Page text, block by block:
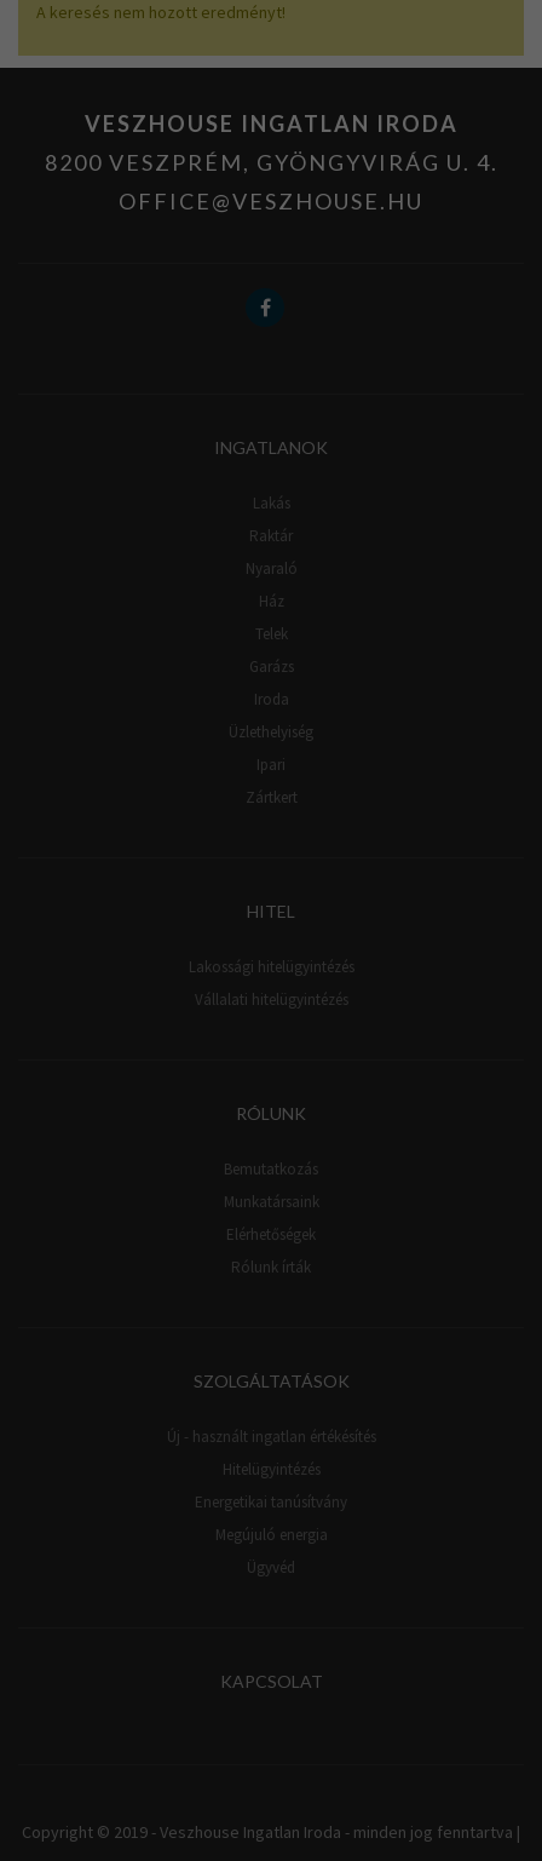
A keresés nem hozott eredményt!
VESZHOUSE INGATLAN IRODA
8200 VESZPRÉM, GYÖNGYVIRÁG U. 4.
OFFICE@VESZHOUSE.HU
INGATLANOK
Lakás
Raktár
Nyaraló
Ház
Telek
Garázs
Iroda
Üzlethelyiség
Ipari
Zártkert
HITEL
Lakossági hitelügyintézés
Vállalati hitelügyintézés
RÓLUNK
Bemutatkozás
Munkatársaink
Elérhetőségek
Rólunk írták
SZOLGÁLTATÁSOK
Új - használt ingatlan értékésítés
Hitelügyintézés
Energetikai tanúsítvány
Megújuló energia
Ügyvéd
KAPCSOLAT
Copyright © 2019 - Veszhouse Ingatlan Iroda - minden jog fenntartva |